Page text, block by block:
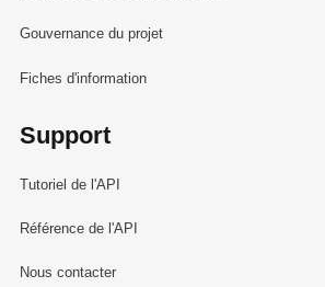
Gouvernance du projet
Fiches d'information
Support
Tutoriel de l'API
Référence de l'API
Nous contacter